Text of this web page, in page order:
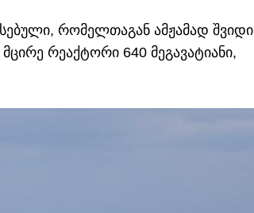
რომელთაგან ამჟამად შვიდი
რეაქტორი 640 მეგავატიანი,